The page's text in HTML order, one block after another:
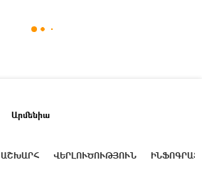
Արմենիա
ԱՇԽԱՐՀ ՎԵՐԼՈՒԾՈՒԹՅՈՒՆ